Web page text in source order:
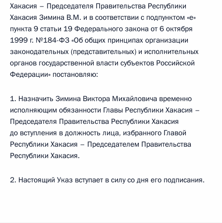
Хакасия – Председателя Правительства Республики
Хакасия Зимина В.М. и в соответствии с подпунктом «е»
пункта 9 статьи 19 Федерального закона от 6 октября
1999 г. №184-ФЗ «Об общих принципах организации
законодательных (представительных) и исполнительных
органов государственной власти субъектов Российской
Федерации» постановляю:
1. Назначить Зимина Виктора Михайловича временно
исполняющим обязанности Главы Республики Хакасия –
Председателя Правительства Республики Хакасия
до вступления в должность лица, избранного Главой
Республики Хакасия – Председателем Правительства
Республики Хакасия.
2. Настоящий Указ вступает в силу со дня его подписания.